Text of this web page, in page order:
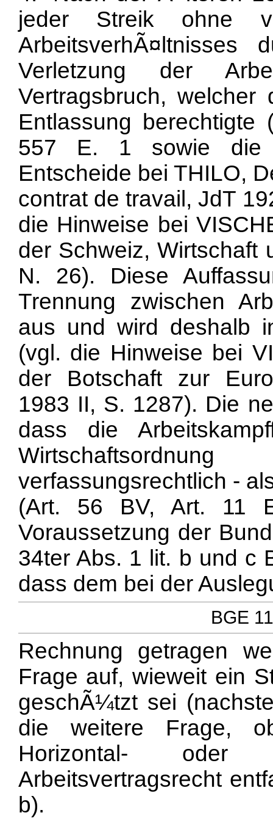
jeder Streik ohne
ArbeitsverhÃ¤ltnisses
Verletzung der
Vertragsbruch, welcher
Entlassung
557 E. 1 sowie die
Entscheide bei THILO,
contrat de travail, JdT
die Hinweise bei
der Schweiz, Wirtschaft
N. 26). Diese
Trennung zwischen
aus und wird deshalb
(vgl. die Hinweise bei
der Botschaft zur
1983 II, S. 1287). Die
dass die
verfassungsrechtlich -
(Art. 56 BV, Art. 11
Voraussetzung der
34ter Abs. 1 lit. b und c
dass dem bei der
BGE
Rechnung getragen
Frage auf, wieweit ein
geschÃ¼tzt sei
die weitere Frage,
Horizontal-
Arbeitsvertragsrecht
b).